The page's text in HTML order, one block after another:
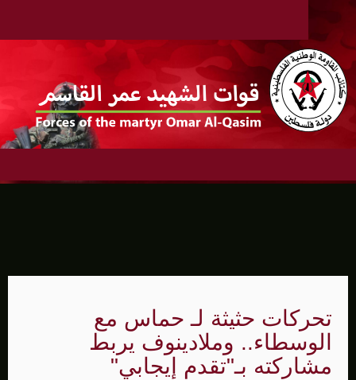
تحركات حثيثة لـ حماس مع
الوسطاء.. وملادينوف يربط
مشاركته بـ"تقدم إيجابي"